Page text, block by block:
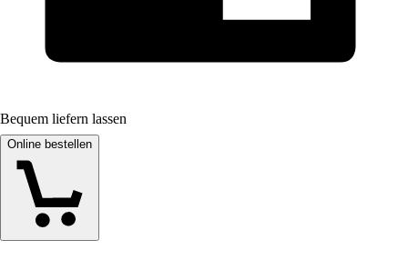
Bequem liefern lassen
Online bestellen